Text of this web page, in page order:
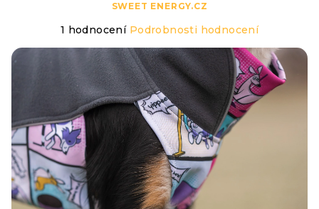
SWEET ENERGY.CZ
Průměrné
produktu
4,0
hvězdiček.
1 hodnocení Podrobnosti hodnocení